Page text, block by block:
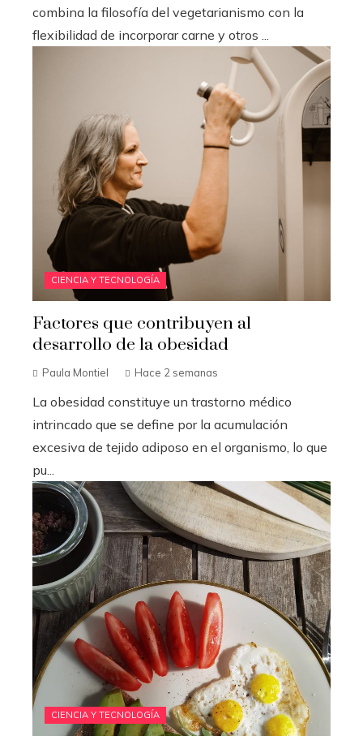
combina la filosofía del vegetarianismo con la
flexibilidad de incorporar carne y otros ...
CIENCIA Y TECNOLOGÍA
Factores que contribuyen al
desarrollo de la obesidad
Paula Montiel Hace 2 semanas
La obesidad constituye un trastorno médico
intrincado que se define por la acumulación
excesiva de tejido adiposo en el organismo, lo que
pu...
CIENCIA Y TECNOLOGÍA